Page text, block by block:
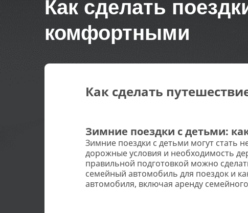
Как сделать
комфортными
Как сделать
Зимние поездки с детьми:
Зимние поездки с детьми могут стать
дорожные условия и необходимость
правильной подготовкой можно
семейный автомобиль для поездок и
автомобиля, включая аренду